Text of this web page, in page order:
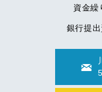
資金繰
銀行提